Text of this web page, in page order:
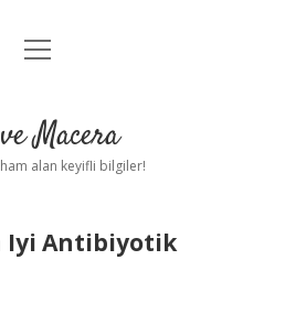
Anasayfa
Uyarı
menüyü
Macera
alan keyifli bilgiler!
Iyi Antibiyotik